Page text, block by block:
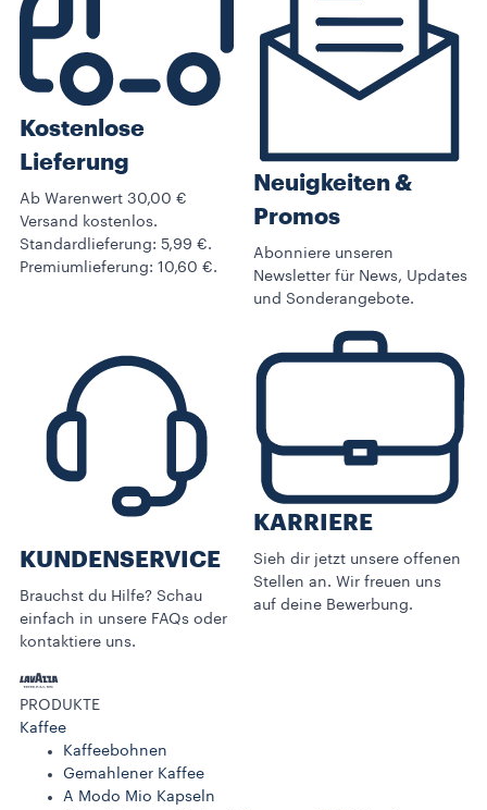
Kostenlose
Lieferung
Ab Warenwert 30,00 €
Versand kostenlos.
Standardlieferung: 5,99 €.
Premiumlieferung: 10,60 €.
Neuigkeiten &
Promos​
Abonniere unseren
Newsletter für News, Updates
und Sonderangebote.
KUNDENSERVICE​
Brauchst du Hilfe? Schau
einfach in unsere FAQs oder
kontaktiere uns.
KARRIERE
Sieh dir jetzt unsere offenen
Stellen an. Wir freuen uns
auf deine Bewerbung.
PRODUKTE
Kaffee
Kaffeebohnen
Gemahlener Kaffee
A Modo Mio Kapseln